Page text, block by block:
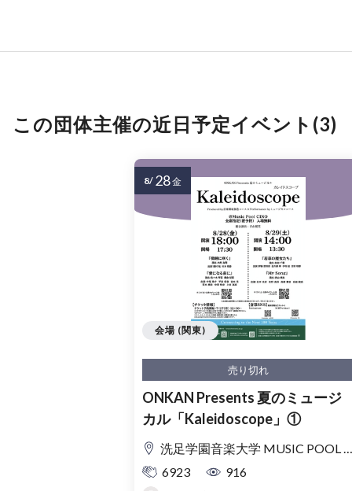
この団体主催の近日予定イベント(3)
売り切れ
ONKAN Presents 夏のミュージ
カル「Kaleidoscope」①
洗足学園音楽大学 MUSIC POOL CINO
6923
916
会場 (関東)
8/ 28金